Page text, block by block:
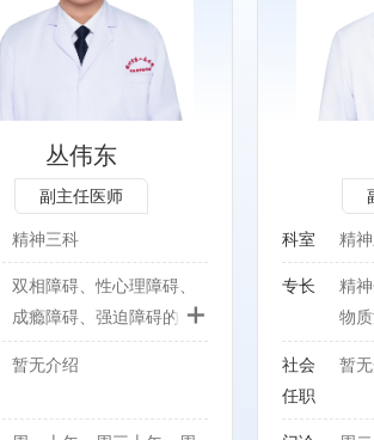
丛伟东
副主任医师
精神三科
双相障碍、性心理障碍、
成瘾障碍、强迫障碍的心
理干预及DBS、纳曲酮皮
下埋置治疗
+
暂无介绍
科室 精
专长
精
物
社会
任职
暂
精神分裂症、情绪障碍、物
质滥用、睡眠障碍
心境
障碍